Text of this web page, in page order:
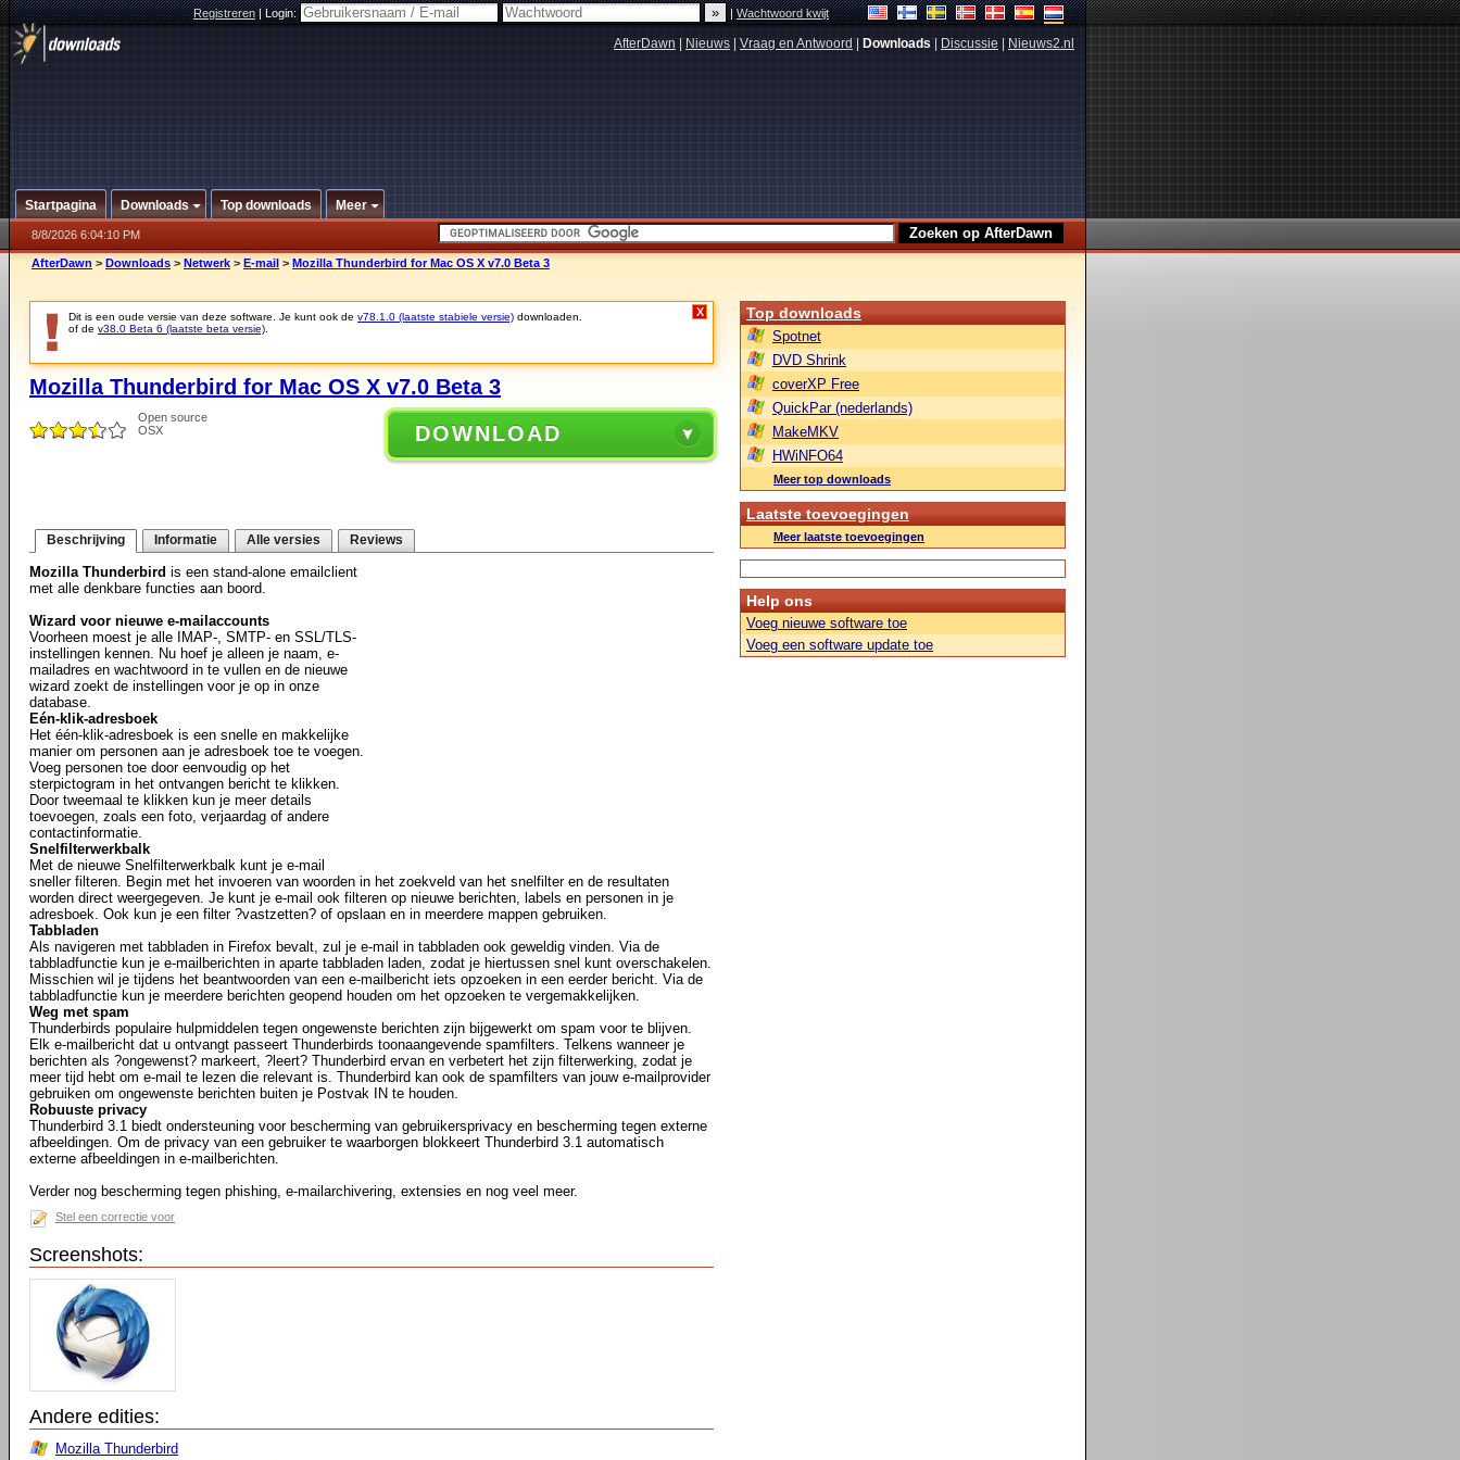
Registreren|Login: |Wachtwoord kwijt
AfterDawn Nieuws Vraag en Antwoord Downloads Discussie Nieuws2.nl
Startpagina Downloads Top downloads Meer
8/8/2026 6:04:10 PM
AfterDawn > Downloads > Netwerk > E-mail > Mozilla Thunderbird for Mac OS X v7.0 Beta 3
Dit is een oude versie van deze software. Je kunt ook de v78.1.0 (laatste stabiele versie) downloaden.
of de v38.0 Beta 6 (laatste beta versie)
X
Mozilla Thunderbird for Mac OS X v7.0 Beta 3
Open source
OSX
DOWNLOAD
Beschrijving Informatie Alle versies Reviews
Mozilla Thunderbird is een stand-alone emailclient
met alle denkbare functies aan boord.
Wizard voor nieuwe e-mailaccounts
Voorheen moest je alle IMAP-, SMTP- en SSL/TLS-
instellingen kennen. Nu hoef je alleen je naam, e-
mailadres en wachtwoord in te vullen en de nieuwe
wizard zoekt de instellingen voor je op in onze
database.
Eén-klik-adresboek
Het één-klik-adresboek is een snelle en makkelijke
manier om personen aan je adresboek toe te voegen.
Voeg personen toe door eenvoudig op het
sterpictogram in het ontvangen bericht te klikken.
Door tweemaal te klikken kun je meer details
toevoegen, zoals een foto, verjaardag of andere
contactinformatie.
Snelfilterwerkbalk
Met de nieuwe Snelfilterwerkbalk kunt je e-mail
sneller filteren. Begin met het invoeren van woorden in het zoekveld van het snelfilter en de resultaten
worden direct weergegeven. Je kunt je e-mail ook filteren op nieuwe berichten, labels en personen in je
adresboek. Ook kun je een filter ?vastzetten? of opslaan en in meerdere mappen gebruiken.
Tabbladen
Als navigeren met tabbladen in Firefox bevalt, zul je e-mail in tabbladen ook geweldig vinden. Via de
tabbladfunctie kun je e-mailberichten in aparte tabbladen laden, zodat je hiertussen snel kunt overschakelen.
Misschien wil je tijdens het beantwoorden van een e-mailbericht iets opzoeken in een eerder bericht. Via de
tabbladfunctie kun je meerdere berichten geopend houden om het opzoeken te vergemakkelijken.
Weg met spam
Thunderbirds populaire hulpmiddelen tegen ongewenste berichten zijn bijgewerkt om spam voor te blijven.
Elk e-mailbericht dat u ontvangt passeert Thunderbirds toonaangevende spamfilters. Telkens wanneer je
berichten als ?ongewenst? markeert, ?leert? Thunderbird ervan en verbetert het zijn filterwerking, zodat je
meer tijd hebt om e-mail te lezen die relevant is. Thunderbird kan ook de spamfilters van jouw e-mailprovider
gebruiken om ongewenste berichten buiten je Postvak IN te houden.
Robuuste privacy
Thunderbird 3.1 biedt ondersteuning voor bescherming van gebruikersprivacy en bescherming tegen externe
afbeeldingen. Om de privacy van een gebruiker te waarborgen blokkeert Thunderbird 3.1 automatisch
externe afbeeldingen in e-mailberichten.
Verder nog bescherming tegen phishing, e-mailarchivering, extensies en nog veel meer.
Stel een correctie voor
Screenshots:
Andere edities:
Mozilla Thunderbird
Top downloads
Spotnet
DVD Shrink
coverXP Free
QuickPar (nederlands)
MakeMKV
HWiNFO64
Meer top downloads
Laatste toevoegingen
Meer laatste toevoegingen
Help ons
Voeg nieuwe software toe
Voeg een software update toe